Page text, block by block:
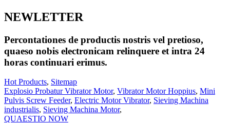
NEWLETTER
Percontationes de productis nostris vel pretioso,
quaeso nobis electronicam relinquere et intra 24
horas continuari erimus.
Hot Products, Sitemap
Explosio Probatur Vibrator Motor, Vibrator Motor Hoppius, Mini
Pulvis Screw Feeder, Electric Motor Vibrator, Sieving Machina
industrialis, Sieving Machina Motor,
QUAESTIO NOW